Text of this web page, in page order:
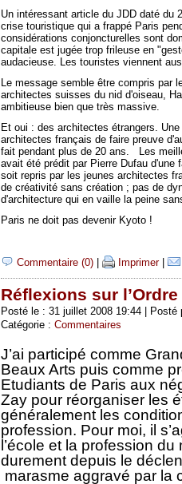
Un intéressant article du JDD daté du
crise touristique qui a frappé Paris
considérations conjoncturelles sont
capitale est jugée trop frileuse en
audacieuse. Les touristes viennent
Le message semble être compris par
architectes suisses du nid d'oiseau,
ambitieuse bien que très massive.
Et oui : des architectes étrangers.
architectes français de faire preuve
fait pendant plus de 20 ans. Les
avait été prédit par Pierre Dufau
soit repris par les jeunes architectes
de créativité sans création ; pas de
d'architecture qui en vaille la peine
Paris ne doit pas devenir Kyoto !
Commentaire (0) Imprimer|
Réflexions sur
Posté le : 31 juillet 2008 19:44 | Posté
Catégorie : Commentaires
J’ai participé comme
Beaux Arts puis comme
Etudiants de Paris aux
Zay pour réorganiser les
généralement les
profession. Pour moi, il
l’école et la profession
durement depuis le
marasme aggravé par la